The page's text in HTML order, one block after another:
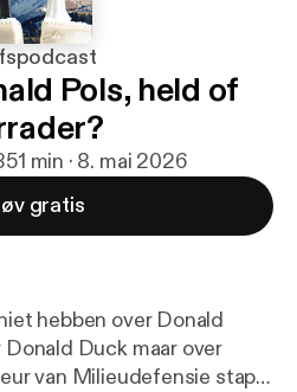
Pols, held of
51 min · 8. mai 2026
gratis
hebben over Donald
Duck maar over
van Milieudefensie stapt